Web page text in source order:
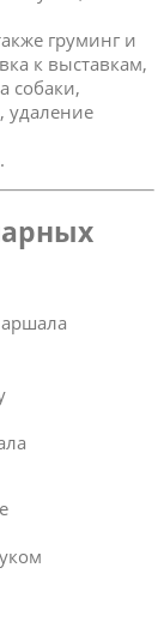
груминг и
к выставкам,
собаки,
удаление